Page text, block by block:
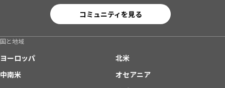
コミュニティを見る
国と地域
ヨーロッパ
北米
中南米
オセアニア